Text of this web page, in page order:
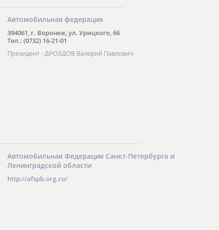
Автомобильная федерация
394061, г. Воронеж, ул. Урицкого, 66
Тел.: (0732) 16-21-01
Президент - ДРОЗДОВ Валерий Павлович
Автомобильная Федерация Санкт-Петербурга и
Ленинградской области
http://afspb.org.ru/